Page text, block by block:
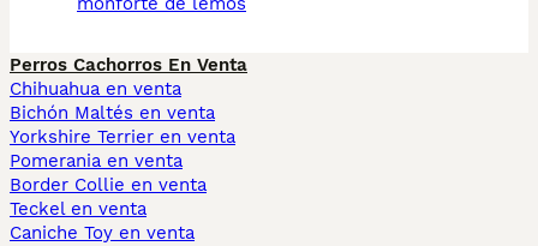
Perros Cachorros En Venta
Chihuahua en venta
Bichón Maltés en venta
Yorkshire Terrier en venta
Pomerania en venta
Border Collie en venta
Teckel en venta
Caniche Toy en venta